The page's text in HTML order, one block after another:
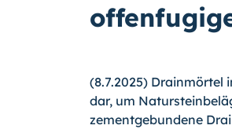
(8.7.2025) Drainmörtel
dar, um
zementgebundene